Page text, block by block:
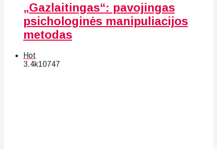
„Gazlaitingas“: pavojingas
psichologinės manipuliacijos
metodas
Hot
3.4k10747